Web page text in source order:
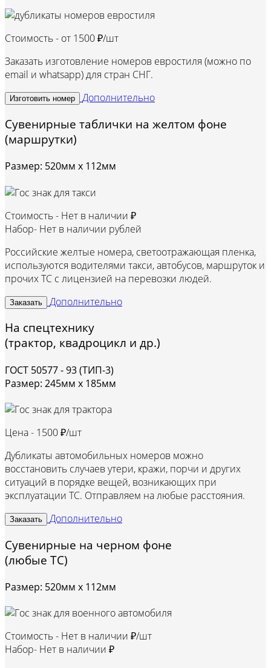
Стоимость - от 1500 ₽/шт
Заказать изготовление номеров евростиля (можно по
email и whatsapp) для стран СНГ.
Изготовить номер Дополнительно
Сувенирные таблички на желтом фоне
(маршрутки)
Размер: 520мм х 112мм
Стоимость - Нет в наличии ₽
Набор- Нет в наличии рублей
Российские желтые номера, светоотражающая пленка,
используются водителями такси, автобусов, маршруток и
прочих ТС с лицензией на перевозки людей.
Заказать Дополнительно
На спецтехнику
(трактор, квадроцикл и др.)
ГОСТ 50577 - 93 (ТИП-3)
Размер: 245мм х 185мм
Цена - 1500 ₽/шт
Дубликаты автомобильных номеров можно
восстановить случаев утери, кражи, порчи и других
ситуаций в порядке вещей, возникающих при
эксплуатации ТС. Отправляем на любые расстояния.
Заказать Дополнительно
Сувенирные на черном фоне
(любые ТС)
Размер: 520мм х 112мм
Стоимость - Нет в наличии ₽/шт
Набор- Нет в наличии ₽